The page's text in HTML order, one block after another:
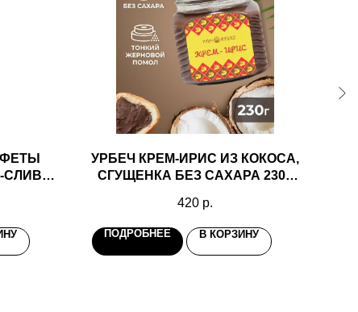
СЛИВА
УРБЕЧ КРЕМ-ИРИС ИЗ КОКОСА,
СГУЩЕНКА БЕЗ САХАРА 230Г
420 р.
ПОДРОБНЕЕ В КОРЗИНУ